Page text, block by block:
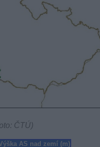
ČTÚ)
AS nad zemí (m)